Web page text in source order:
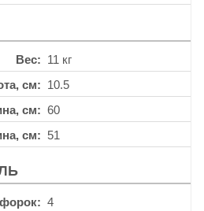
Вес
11 кг
см
10.5
см
60
см
51
4